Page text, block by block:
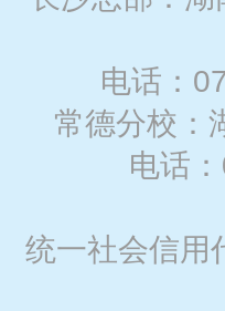
电话：
常德分校：
电话
统一社会信